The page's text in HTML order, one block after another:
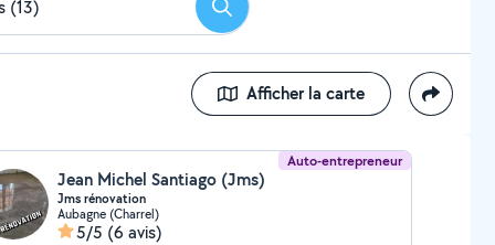
Rechercher
Afficher la carte
Auto-entrepreneur
Jean Michel Santiago (Jms)
Jms rénovation
Aubagne (Charrel)
5/5 (6 avis)